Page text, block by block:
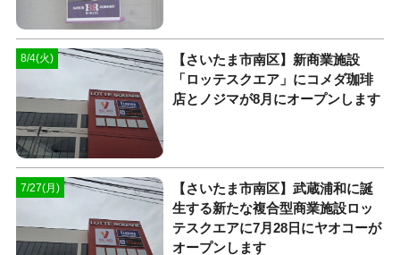
8/4(火)
【さいたま市南区】新商業施設
「ロッテスクエア」にコメダ珈琲
店とノジマが8月にオープンします
7/27(月)
【さいたま市南区】武蔵浦和に誕
生する新たな複合型商業施設ロッ
テスクエアに7月28日にヤオコーが
オープンします